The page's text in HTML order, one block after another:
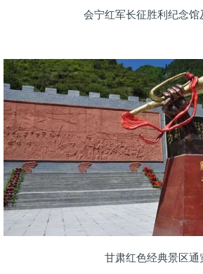
会宁红军长征胜利纪念馆
甘肃红色经典景区通